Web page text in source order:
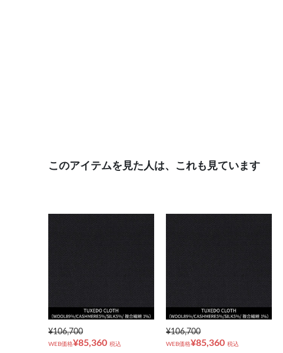
このアイテムを見た人は、これも見ています
¥106,700
WEB価格¥85,360 税込
¥106,700
WEB価格¥85,360 税込